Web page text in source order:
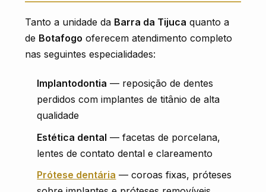
Tanto a unidade da Barra da Tijuca quanto a
de Botafogo oferecem atendimento completo
nas seguintes especialidades:
Implantodontia — reposição de dentes
perdidos com implantes de titânio de alta
qualidade
Estética dental — facetas de porcelana,
lentes de contato dental e clareamento
Prótese dentária — coroas fixas, próteses